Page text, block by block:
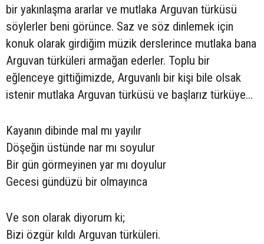
bir yakınlaşma ararlar ve mutlaka Arguvan türküsü
söylerler beni görünce. Saz ve söz dinlemek için
konuk olarak girdiğim müzik derslerince mutlaka bana
Arguvan türküleri armağan ederler. Toplu bir
eğlenceye gittiğimizde, Arguvanlı bir kişi bile olsak
istenir mutlaka Arguvan türküsü ve başlarız türküye…
Kayanın dibinde mal mı yayılır
Döşeğin üstünde nar mı soyulur
Bir gün görmeyinen yar mı doyulur
Gecesi gündüzü bir olmayınca
Ve son olarak diyorum ki;
Bizi özgür kıldı Arguvan türküleri.